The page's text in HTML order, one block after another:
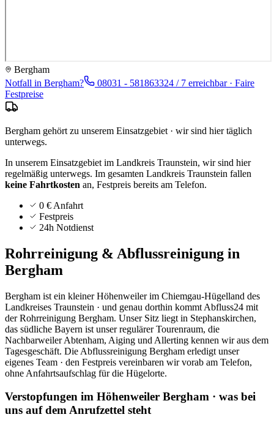
Bergham
Notfall in Bergham? 08031 - 581863324 / 7 erreichbar · Faire
Festpreise
Bergham gehört zu unserem Einsatzgebiet · wir sind hier täglich
unterwegs.
In unserem Einsatzgebiet im Landkreis Traunstein, wir sind hier
regelmäßig unterwegs. Im gesamten Landkreis Traunstein fallen
keine Fahrtkosten an, Festpreis bereits am Telefon.
0 € Anfahrt
Festpreis
24h Notdienst
Rohrreinigung & Abflussreinigung in
Bergham
Bergham ist ein kleiner Höhenweiler im Chiemgau-Hügelland des
Landkreises Traunstein · und genau dorthin kommt Abfluss24 mit
der Rohrreinigung Bergham. Unser Sitz liegt in Stephanskirchen,
das südliche Bayern ist unser regulärer Tourenraum, die
Nachbarweiler Abtenham, Aiging und Allerting kennen wir aus dem
Tagesgeschäft. Die Abflussreinigung Bergham erledigt unser
eigenes Team · den Festpreis vereinbaren wir vorab am Telefon,
ohne Anfahrtsaufschlag für die Hügelorte.
Verstopfungen im Höhenweiler Bergham · was bei
uns auf dem Anrufzettel steht